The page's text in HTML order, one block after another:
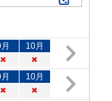
月 10月
× ×
月 10月
× ×